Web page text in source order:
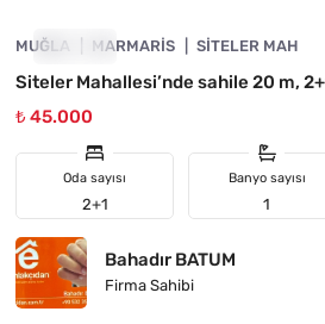
KIRALIK
MUĞLA MARMARIS SITELER MAH
Siteler Mahallesi’nde sahile 20 m,
₺ 45.000
Oda sayısı
2+1
Banyo sayısı
1
Bahadır BATUM
Firma Sahibi